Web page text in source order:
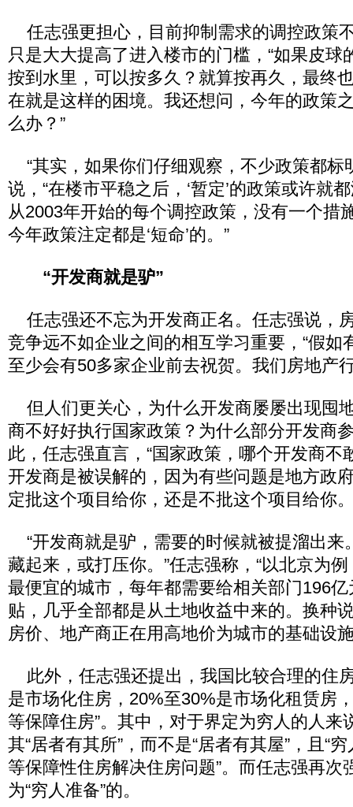
任志强更担心，目前抑制需求的调控政策
只是大大提高了进入楼市的门槛，“如果皮球
按到水里，可以按多久？就算按再久，最终
在就是这样的困境。我还想问，今年的政策
么办？”
“其实，如果你们仔细观察，不少政策都标
说，“在楼市平稳之后，‘暂定’的政策或许就
从2003年开始的每个调控政策，没有一个措
今年政策注定都是‘短命’的。”
“开发商就是驴”
任志强还不忘为开发商正名。任志强说，
竞争远不如企业之间的相互学习重要，“假如
至少会有50多家企业前去祝贺。我们房地产
但人们更关心，为什么开发商屡屡出现囤
商不好好执行国家政策？为什么部分开发商
此，任志强直言，“国家政策，哪个开发商不
开发商是被误解的，因为有些问题是地方政
定批这个项目给你，还是不批这个项目给你
“开发商就是驴，需要的时候就被提溜出来
藏起来，或打压你。”任志强称，“以北京为
最便宜的城市，每年都需要给相关部门196
贴，几乎全部都是从土地收益中来的。换种
房价、地产商正在用高地价为城市的基础设
此外，任志强还提出，我国比较合理的住
是市场化住房，20%至30%是市场化租赁房
等保障住房”。其中，对于界定为穷人的人来
其“居者有其所”，而不是“居者有其屋”，且“
等保障性住房解决住房问题”。而任志强再次
为“穷人准备”的。